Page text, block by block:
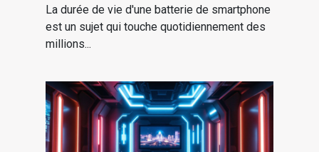
smartphone conseils
pratiques et mythes
démystifiés
La durée de vie d'une batterie de smartphone
est un sujet qui touche quotidiennement des
millions...